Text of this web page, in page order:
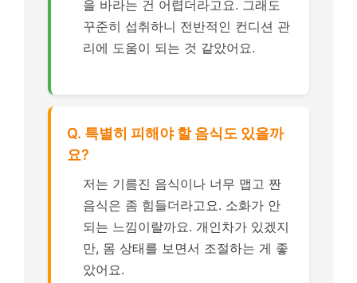
을 바라는 건 어렵더라고요. 그래도
꾸준히 섭취하니 전반적인 컨디션 관
리에 도움이 되는 것 같았어요.
Q. 특별히 피해야 할 음식도 있을까
요?
저는 기름진 음식이나 너무 맵고 짠
음식은 좀 힘들더라고요. 소화가 안
되는 느낌이랄까요. 개인차가 있겠지
만, 몸 상태를 보면서 조절하는 게 좋
았어요.